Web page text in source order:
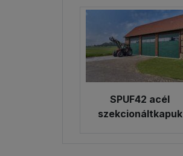
SPUF42 acél
szekcionáltkapuk